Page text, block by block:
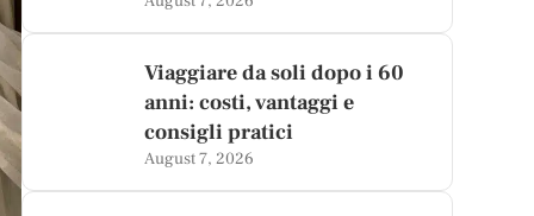
Viaggiare da soli dopo i 60
anni: costi, vantaggi e
consigli pratici
August 7, 2026